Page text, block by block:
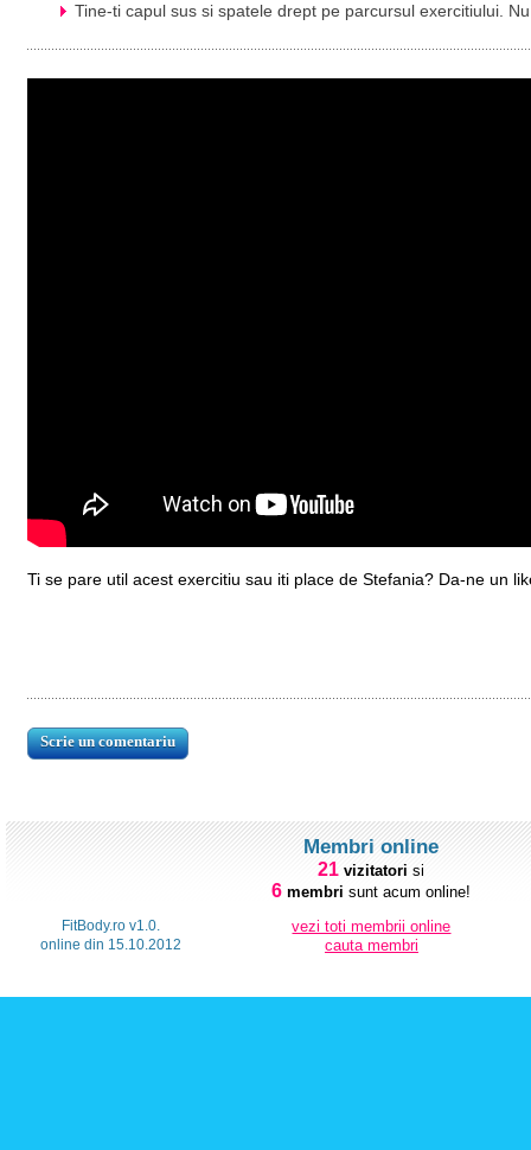
Tine-ti capul sus si spatele drept pe parcursul exercitiului.
Ti se pare util acest exercitiu sau iti place de Stefania? Da-ne un
FitBody.ro v1.0.
online din 15.10.2012
Membri online
21 vizitatori si
6 membri sunt acum online!
vezi toti membrii online
cauta membri